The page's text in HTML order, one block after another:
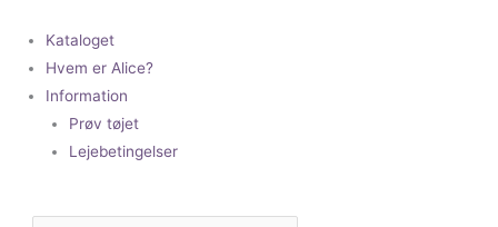
Kataloget
Hvem er Alice?
Information
Prøv tøjet
Lejebetingelser